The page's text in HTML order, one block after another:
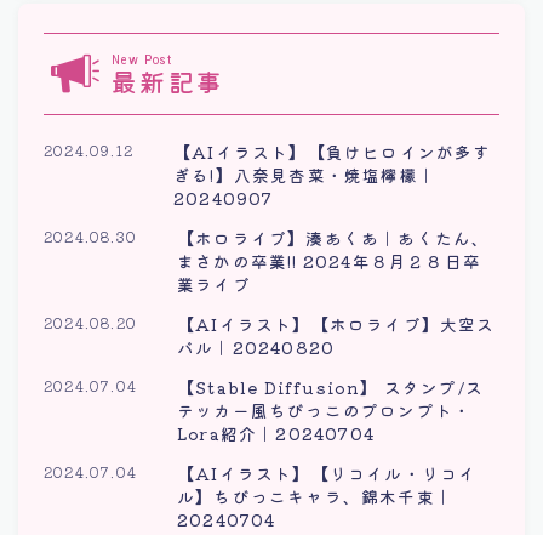
New Post
最新記事
【AIイラスト】【負けヒロインが多す
ぎる!】八奈見杏菜・焼塩檸檬｜
20240907
2024.09.12
【ホロライブ】湊あくあ｜あくたん、
まさかの卒業!! 2024年８月２８日卒
業ライブ
2024.08.30
【AIイラスト】【ホロライブ】大空ス
バル｜20240820
2024.08.20
【Stable Diffusion】 スタンプ/ス
テッカー風ちびっこのプロンプト・
Lora紹介｜20240704
2024.07.04
【AIイラスト】【リコイル・リコイ
ル】ちびっこキャラ、錦木千束｜
20240704
2024.07.04